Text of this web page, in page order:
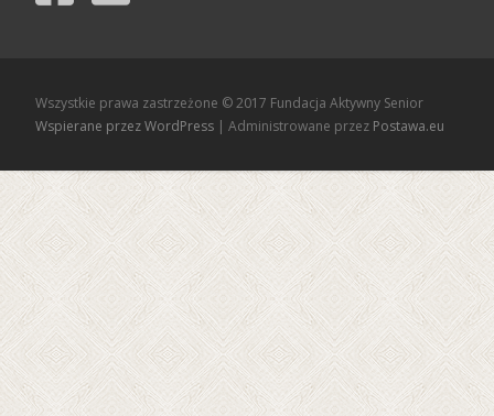
Wszystkie prawa zastrzeżone © 2017 Fundacja Aktywny Senior
Wspierane przez WordPress | Administrowane przez Postawa.eu